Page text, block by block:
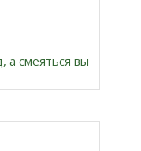
а смеяться вы